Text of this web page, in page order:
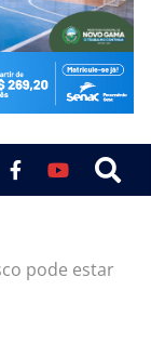
pode estar